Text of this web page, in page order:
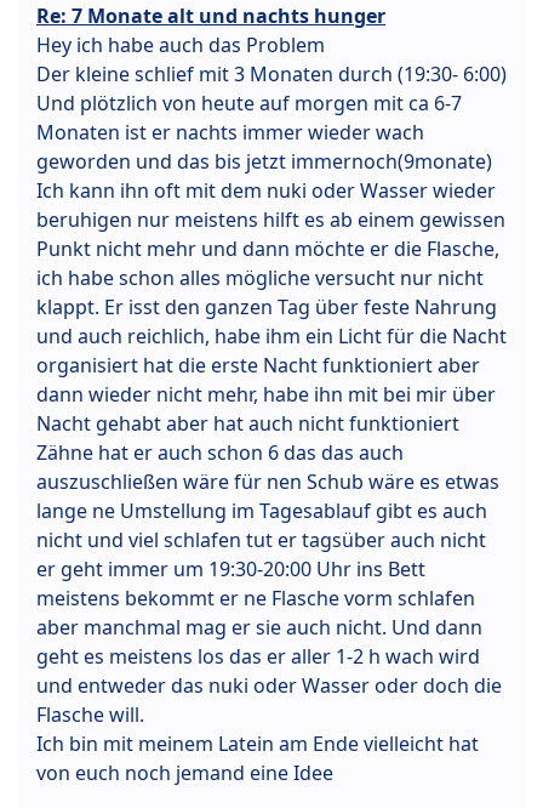
Re: 7 Monate alt und nachts hunger
Hey ich habe auch das Problem
Der kleine schlief mit 3 Monaten durch (19:30- 6:00)
Und plötzlich von heute auf morgen mit ca 6-7
Monaten ist er nachts immer wieder wach
geworden und das bis jetzt immernoch(9monate)
Ich kann ihn oft mit dem nuki oder Wasser wieder
beruhigen nur meistens hilft es ab einem gewissen
Punkt nicht mehr und dann möchte er die Flasche,
ich habe schon alles mögliche versucht nur nicht
klappt. Er isst den ganzen Tag über feste Nahrung
und auch reichlich, habe ihm ein Licht für die Nacht
organisiert hat die erste Nacht funktioniert aber
dann wieder nicht mehr, habe ihn mit bei mir über
Nacht gehabt aber hat auch nicht funktioniert
Zähne hat er auch schon 6 das das auch
auszuschließen wäre für nen Schub wäre es etwas
lange ne Umstellung im Tagesablauf gibt es auch
nicht und viel schlafen tut er tagsüber auch nicht
er geht immer um 19:30-20:00 Uhr ins Bett
meistens bekommt er ne Flasche vorm schlafen
aber manchmal mag er sie auch nicht. Und dann
geht es meistens los das er aller 1-2 h wach wird
und entweder das nuki oder Wasser oder doch die
Flasche will.
Ich bin mit meinem Latein am Ende vielleicht hat
von euch noch jemand eine Idee